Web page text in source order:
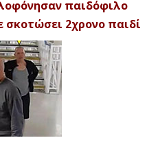
παιδόφιλο
σκοτώσει 2χρονο παιδί